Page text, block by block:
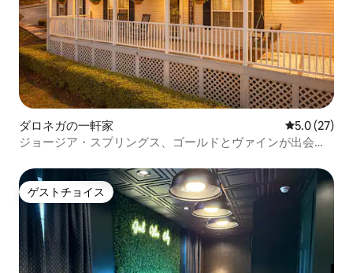
ダロネガの一軒家 レビュー27
5.0 (27)
ジョージア・スプリングス、ゴールドとヴァインが出会う
ゲストチョイス
ゲストチョイス